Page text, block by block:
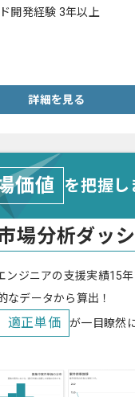
開発経験 3年以上
詳細を見る
価値 を把握
場分析ダッ
ンジニアの支援実績15
なデータから算出！
適正単価 が一目瞭然